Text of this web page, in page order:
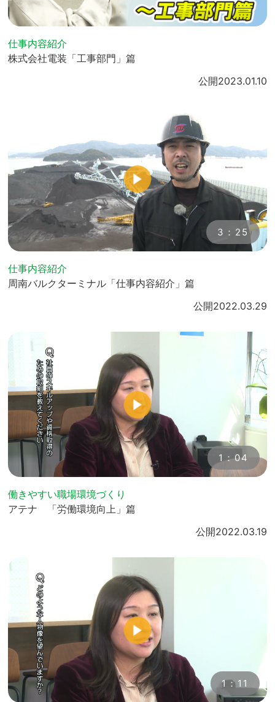
仕事内容紹介
株式会社電装「工事部門」篇
公開2023.01.10
3：25
仕事内容紹介
周南バルクターミナル「仕事内容紹介」篇
公開2022.03.29
1：04
働きやすい職場環境づくり
アテナ 「労働環境向上」篇
公開2022.03.19
1：11